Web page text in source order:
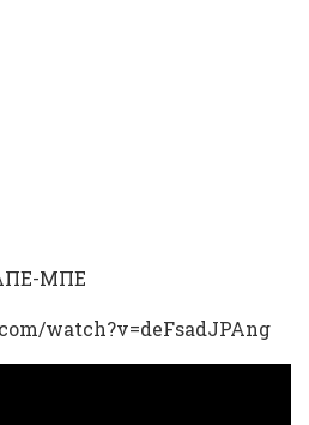
ΜΠΕ
watch?v=deFsadJPAng